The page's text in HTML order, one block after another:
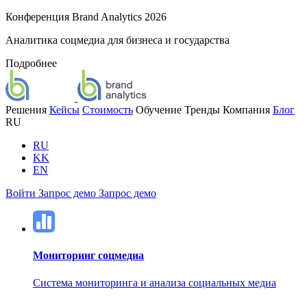
Конференция Brand Analytics 2026
Аналитика соцмедиа для бизнеса и государства
Подробнее
Решения Кейсы Стоимость Обучение Тренды Компания Блог
RU
RU
KK
EN
Войти Запрос демо Запрос демо
Мониторинг соцмедиа
Система мониторинга и анализа социальных медиа